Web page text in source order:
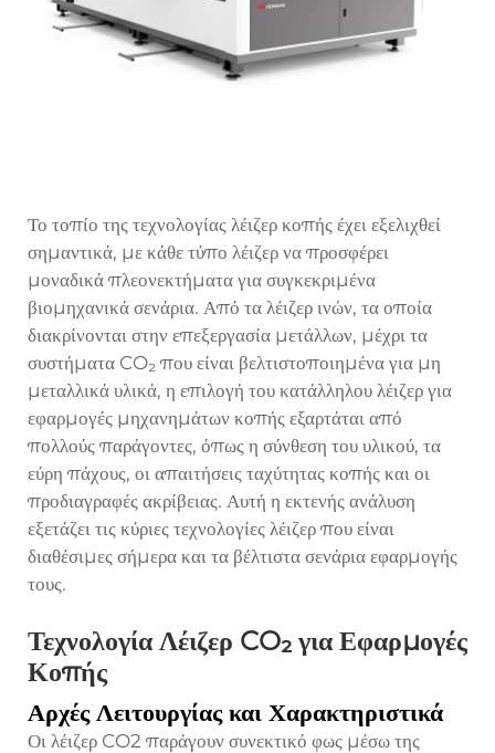
Το τοπίο της τεχνολογίας λέιζερ κοπής έχει εξελιχθεί
σημαντικά, με κάθε τύπο λέιζερ να προσφέρει
μοναδικά πλεονεκτήματα για συγκεκριμένα
βιομηχανικά σενάρια. Από τα λέιζερ ινών, τα οποία
διακρίνονται στην επεξεργασία μετάλλων, μέχρι τα
συστήματα CO₂ που είναι βελτιστοποιημένα για μη
μεταλλικά υλικά, η επιλογή του κατάλληλου λέιζερ για
εφαρμογές μηχανημάτων κοπής εξαρτάται από
πολλούς παράγοντες, όπως η σύνθεση του υλικού, τα
εύρη πάχους, οι απαιτήσεις ταχύτητας κοπής και οι
προδιαγραφές ακρίβειας. Αυτή η εκτενής ανάλυση
εξετάζει τις κύριες τεχνολογίες λέιζερ που είναι
διαθέσιμες σήμερα και τα βέλτιστα σενάρια εφαρμογής
τους.
Τεχνολογία Λέιζερ CO₂ για Εφαρμογές
Κοπής
Αρχές Λειτουργίας και Χαρακτηριστικά
Οι λέιζερ CO2 παράγουν συνεκτικό φως μέσω της